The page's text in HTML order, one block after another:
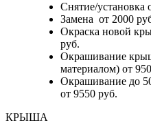
Снятие/установка
Замена от 2000
Окраска новой
руб.
Окрашивание
материалом) от
Окрашивание до
от 9550 руб.
КРЫША